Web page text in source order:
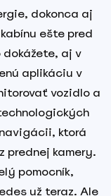
dokonca aj
ešte pred
aj v
aplikáciu v
vozidlo a
ktorá
prednej kamery.
pomocník,
už teraz. Ale